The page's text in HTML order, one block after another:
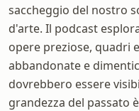
saccheggio del nostro
d'arte. Il podcast
opere preziose, quadri
abbandonate e
dovrebbero essere
grandezza del passato